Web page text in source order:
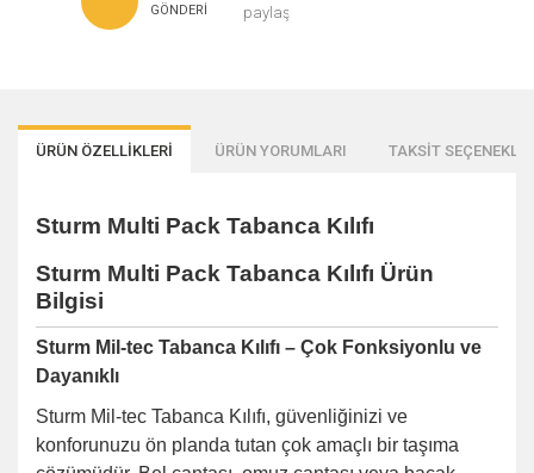
GÖNDERI
paylaş
ÜRÜN ÖZELLİKLERİ ÜRÜN YORUMLARI TAKSİT
Sturm Multi Pack Tabanca Kılıfı
Sturm Multi Pack Tabanca Kılıfı Ürün
Bilgisi
Sturm Mil-tec Tabanca Kılıfı – Çok Fonksiyonlu ve
Dayanıklı
Sturm Mil-tec Tabanca Kılıfı, güvenliğinizi ve
konforunuzu ön planda tutan çok amaçlı bir taşıma